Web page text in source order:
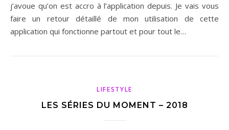
j’avoue qu’on est accro à l’application depuis. Je vais vous
faire un retour détaillé de mon utilisation de cette
application qui fonctionne partout et pour tout le…
LIFESTYLE
LES SÉRIES DU MOMENT – 2018